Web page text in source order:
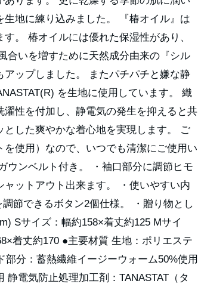
地に練り込みました。 『椿オイル』は
。 椿オイルには優れた保湿性があり、
合いを増すために天然成分由来の『シル
ップしました。 またパチパチと嫌な静
を生地に使用しています。 織
性を付加し、静電気の発生を抑えると共
した爽やかな着心地を実現します。 ご
使用）なので、いつでも清潔にご使用い
ウンベルト付き。 ・袖口部分に調節ヒモ
ットアウト出来ます。 ・使いやすい内
節できるボタン2個仕様。 ・贈り物とし
Sサイズ：幅約158×着丈約125 Mサイ
着丈約170 ●主要材質 生地：ポリエステ
分：蓄熱繊維イージーウォーム50%使用
電気防止処理加工剤：TANASTAT（タ